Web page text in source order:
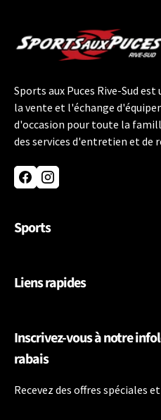
Sports aux Puces Rive-Sud
la vente et l'échange
d'occasion pour toute la
des services d'entretien et de
FacebookInstagram
Sports
Liens rapides
Inscrivez-vous à notre
rabais
Recevez des offres spéciales